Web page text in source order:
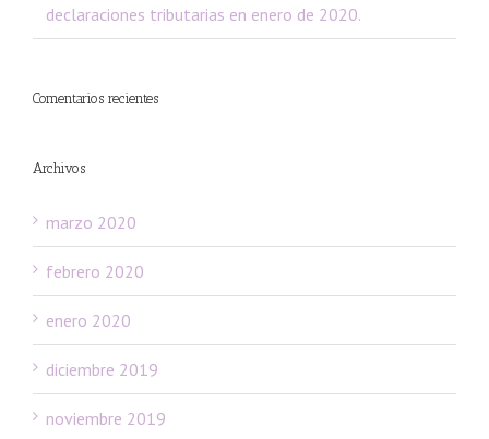
declaraciones tributarias en enero de 2020.
Comentarios recientes
Archivos
marzo 2020
febrero 2020
enero 2020
diciembre 2019
noviembre 2019